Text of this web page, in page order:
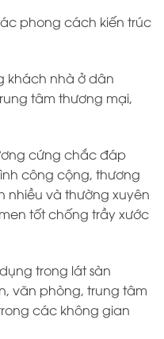
phong cách kiến trúc
khách nhà ở dân
tâm thương mại,
cứng chắc đáp
công cộng, thương
nhiều và thường xuyên
tốt chống trầy xước
trong lát sàn
văn phòng, trung tâm
các không gian